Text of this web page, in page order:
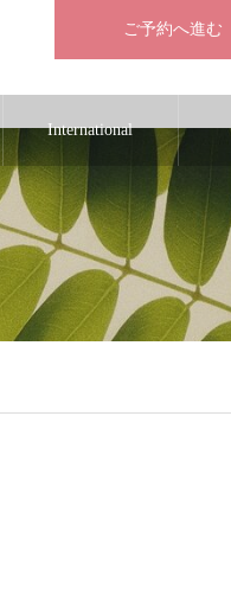
ご予約へ進む
International